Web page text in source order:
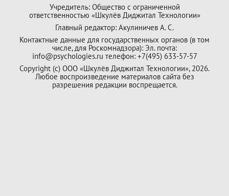
Учредитель: Общество с ограниченной
ответственностью «Шкулёв Диджитал Технологии»
Главный редактор: Акулиничев А. С.
Контактные данные для государственных органов (в том
числе, для Роскомнадзора): Эл. почта:
info@psychologies.ru телефон: +7(495) 633-57-57
Copyright (с) ООО «Шкулёв Диджитал Технологии», 2026.
Любое воспроизведение материалов сайта без
разрешения редакции воспрещается.